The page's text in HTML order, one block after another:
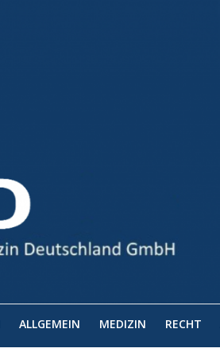
ALLGEMEIN MEDIZIN RECHT